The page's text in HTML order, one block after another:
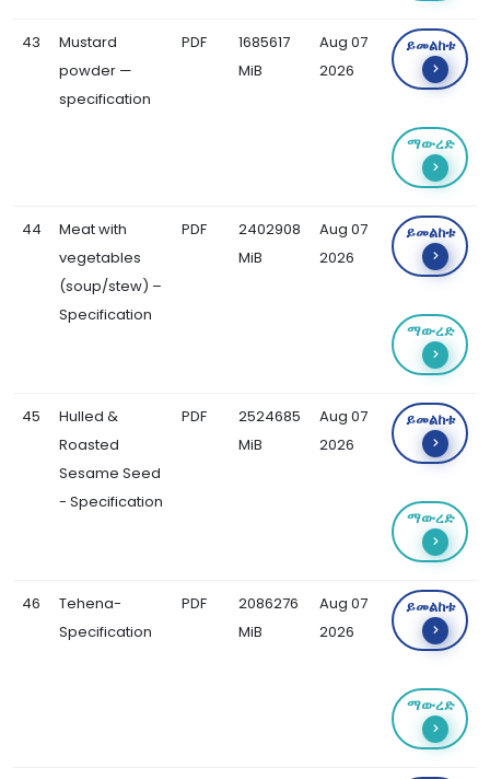
43
Mustard
powder —
specification
PDF
1685617
MiB
Aug 07
2026
ይመልከቱ
ማውረድ
44
Meat with
vegetables
(soup/stew) –
Specification
PDF
2402908
MiB
Aug 07
2026
ይመልከቱ
ማውረድ
45
Hulled &
Roasted
Sesame Seed
- Specification
PDF
2524685
MiB
Aug 07
2026
ይመልከቱ
ማውረድ
46
Tehena-
Specification
PDF
2086276
MiB
Aug 07
2026
ይመልከቱ
ማውረድ